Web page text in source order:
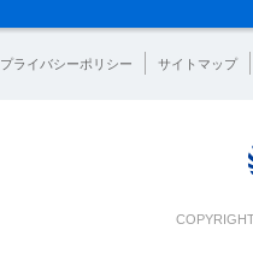
プライバシーポリシー サイトマップ